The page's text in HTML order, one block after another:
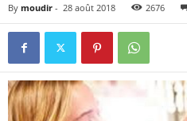
By moudir - 28 août 2018 2676